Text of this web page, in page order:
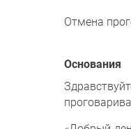
Отмена
основания